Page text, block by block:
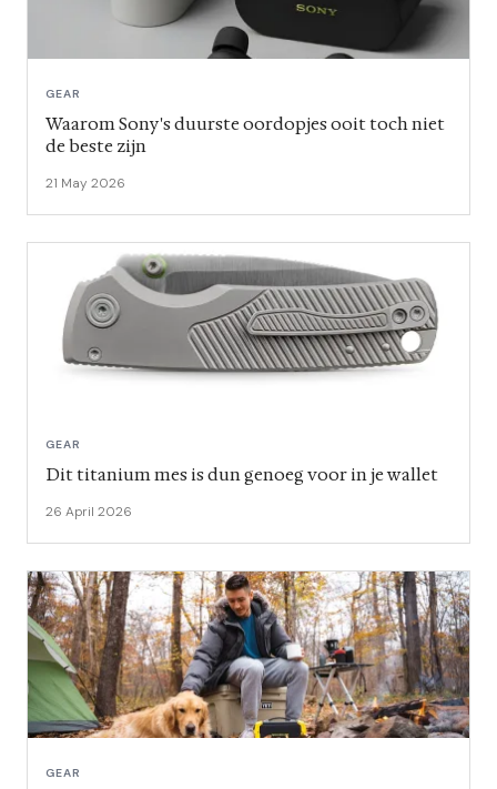
GEAR
Waarom Sony's duurste oordopjes ooit toch niet
de beste zijn
21 May 2026
GEAR
Dit titanium mes is dun genoeg voor in je wallet
26 April 2026
GEAR